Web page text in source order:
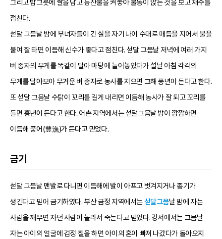
그리고 밥그릇에 쌀을 담고 등잔불을 켜놓아 불똥이 앉는 것을 보고 재수를
점친다.
섣달 그믐날 밤에 부녀자들이 긴 실을 자기 나이 수대로 매듭을 지어서 불을
붙여 잘 타면 이듬해 신수가 좋다고 점친다. 섣달 그믐날 저녁에 여러 가지
벼 종자의 무게를 똑같이 달아 마당에 늘어놓았다가 설날 아침 각각의
무게를 달아보아 무거운 벼 종자로 농사를 지으면 그해 풍년이 든다고 한다.
또 섣달 그믐날 수탉이 꼬리를 길게 내리면 이듬해 농사가 잘 되고 꼬리를
들면 흉년이 든다고 한다. 어촌 지역에서는 섣달그믐날 밤이 깜깜하면
이듬해 풍어(豊漁)가 든다고 믿었다.
금기
섣달 그믐날 맨발로 다니면 이듬해에 발이 아프고 벗겨지거나 종기가
생긴다고 믿어 금기하였다. 부산 금정 지역에서는섣달그믐날 밤에 자는
사람을 깨우면 자던 사람이 놀라서 죽는다고 믿었다. 강서에서는 그믐날
자는 아이의 얼굴에 검정 칠을 하면 아이의 혼이 빠져 나갔다가 돌아오지